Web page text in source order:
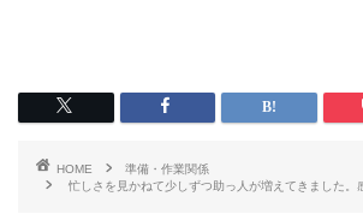
HOME
準備・作業関係
忙しさを見かねて少しずつ助っ人が増えてきました。